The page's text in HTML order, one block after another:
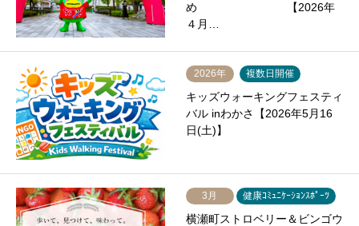
め 【2026年
４月…
2026年 複数日開催
キッズウォーキングフェスティ
バル inわかさ【2026年5月16
日(土)】
3月 健康ｺﾐｭﾆｹｰｼｮﾝｽﾎﾟｰﾂ
横瀬町ストロベリー＆ビンゴウ